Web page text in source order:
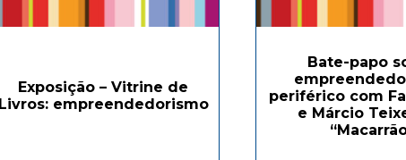
Exposição – Vitrine de
Livros: empreendedorismo
Bate-papo
periférico com
e Márcio